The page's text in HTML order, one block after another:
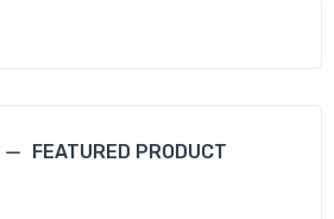
FEATURED PRODUCT